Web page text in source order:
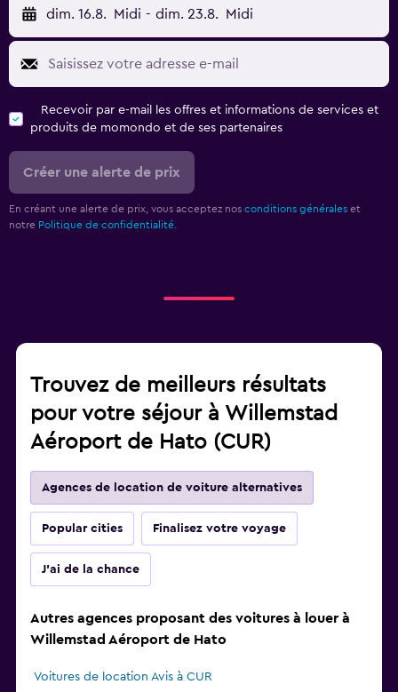
dim. 16.8. Midi - dim. 23.8. Midi
Recevoir par e-mail les offres et informations de services et
produits de momondo et de ses partenaires
Créer une alerte de prix
En créant une alerte de prix, vous acceptez nos conditions générales et
notre Politique de confidentialité.
Trouvez de meilleurs résultats
pour votre séjour à Willemstad
Aéroport de Hato (CUR)
Agences de location de voiture alternatives
Popular cities Finalisez votre voyage
J'ai de la chance
Autres agences proposant des voitures à louer à
Willemstad Aéroport de Hato
Voitures de location Avis à CUR